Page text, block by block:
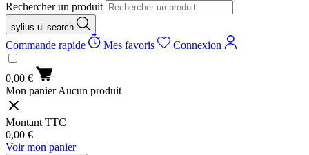
Rechercher un produit
sylius.ui.search
Commande rapide Mes favoris Connexion
0,00 €
Mon panier Aucun produit
Montant TTC
0,00 €
Voir mon panier